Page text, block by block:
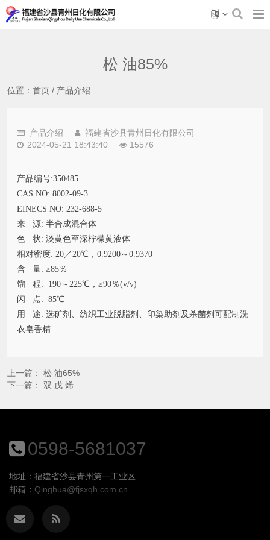
松 油85%
位置： 首页 / 产品介绍
产品介绍
福建省沙县青州日化有限公司
2024-05-21 18:43:40
15576
产品编号:350485
CAS NO: 8002-09-3
EINECS NO: 232-688-5
来 源: 半合成混合体
色 状: 淡黄色至深柠檬黄液体
相对密度: 20／20℃，0.9200～0.9370
含 量: ≥85％
馏 程: 190～225℃，≥90％(v/v)
闪 点: 85℃
用 途: 选矿剂、纺织工业脱脂剂、印染助剂及杀菌剂可配制洗
衣皂香精
上一篇： 松 油65%
下一篇： 双 戊 烯
0598-5681037
地址：福建省沙县青州第一工业区
邮箱： Qinghua@fjsxqh.com.cn